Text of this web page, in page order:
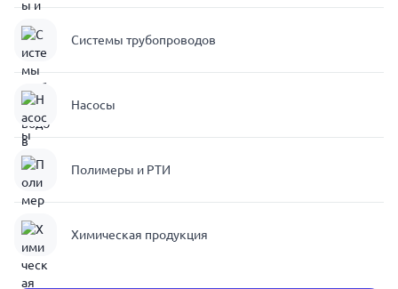
Системы трубопроводов
Насосы
Полимеры и РТИ
Химическая продукция